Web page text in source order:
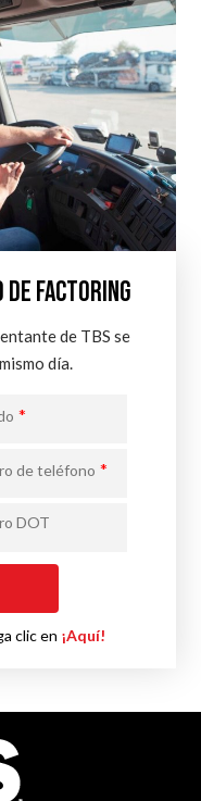
FACTORING
de TBS se
día.
*
de teléfono *
DOT
clic en ¡Aquí!